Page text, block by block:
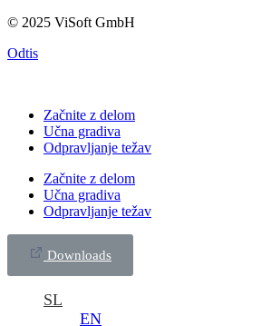
© 2025 ViSoft GmbH
Odtis
Začnite z delom
Učna gradiva
Odpravljanje težav
Začnite z delom
Učna gradiva
Odpravljanje težav
Downloads
SL
EN